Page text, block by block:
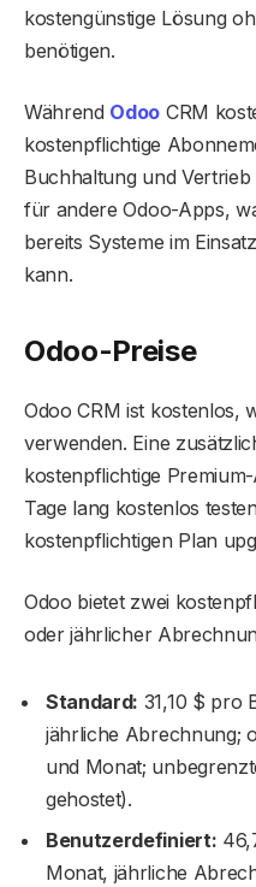
kostengünstige Lösung
benötigen.
Während Odoo CRM
kostenpflichtige
Buchhaltung und
für andere Odoo-Apps,
bereits Systeme im
kann.
Odoo-Preise
Odoo CRM ist kostenlos,
verwenden. Eine
kostenpflichtige
Tage lang kostenlos
kostenpflichtigen Plan
Odoo bietet zwei
oder jährlicher
Standard: 31,10 $ pro
jährliche Abrechnung;
und Monat;
gehostet).
Benutzerdefiniert:
Monat, jährliche